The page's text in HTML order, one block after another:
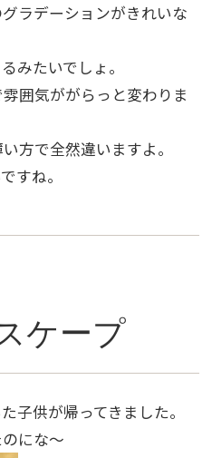
ラデーションがきれいな
みたいでしょ。
囲気ががらっと変わりま
方で全然違いますよ。
すね。
ケープ
子供が帰ってきました。
にな〜